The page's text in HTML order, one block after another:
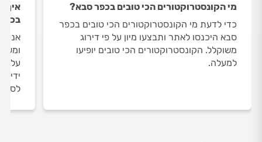
מי הקונסטרוקטורים הכי טובים בכפר סבא?
כדי לדעת מי הקונסטרוקטורים הכי טובים בכפר
סבא היכנסו לאתר ותבצעו מיון על פי דירוג
משוקלל. הקונסטרוקטורים הכי טובים יופיעו
למעלה.
איך
על
ידי